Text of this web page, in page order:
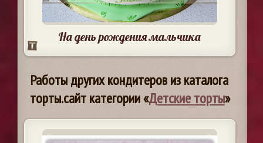
На день рождения мальчика
Работы других кондитеров из каталога
торты.сайт категории «Детские торты»